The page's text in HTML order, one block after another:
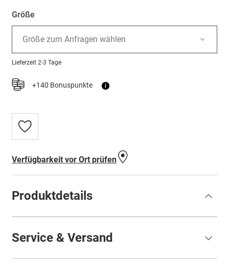
Größe
Größe zum Anfragen wählen
Lieferzeit 2-3 Tage
+140 Bonuspunkte i
Zur
Wunschliste
Verfügbarkeit vor Ort prüfen
Produktdetails
Service & Versand